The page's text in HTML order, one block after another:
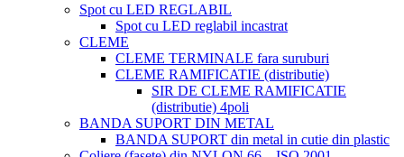
Spot cu LED REGLABIL
Spot cu LED reglabil incastrat
CLEME
CLEME TERMINALE fara suruburi
CLEME RAMIFICATIE (distributie)
SIR DE CLEME RAMIFICATIE
(distributie) 4poli
BANDA SUPORT DIN METAL
BANDA SUPORT din metal in cutie din plastic